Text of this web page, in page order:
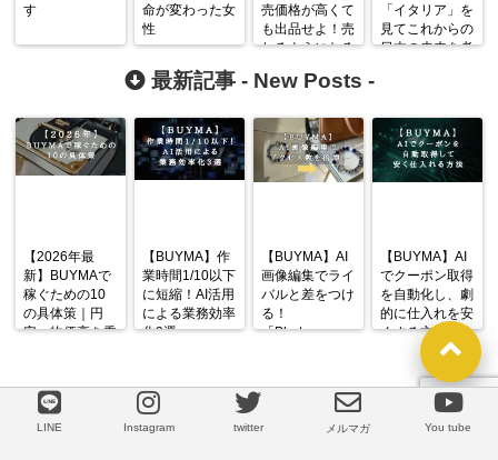
LINE
す
命が変わった女
性
売価格が高くて
も出品せよ！売
れるようになる
「イタリア」を
見てこれからの
日本の未来を考
最新記事 - New Posts -
【2026年最
新】BUYMAで
稼ぐための10
の具体策｜円
安・物価高を乗
【BUYMA】作
業時間1/10以下
に短縮！AI活用
による業務効率
化3選
【BUYMA】AI
画像編集でライ
バルと差をつけ
る！
「Photoroom」
【BUYMA】AI
でクーポン取得
を自動化し、劇
的に仕入れを安
くする方法
LINE@
LINE Instagram twitter メルマガ You tube